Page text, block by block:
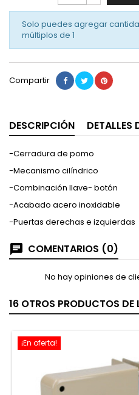
Solo puedes agregar
múltiplos de 1
Compartir
DESCRIPCIÓN DETALLES
-Cerradura de pomo
-Mecanismo cilíndrico
-Combinación llave- botón
-Acabado acero inoxidable
-Puertas derechas e izquierdas
COMENTARIOS (0)
No hay opiniones de
16 OTROS PRODUCTOS
¡En oferta!